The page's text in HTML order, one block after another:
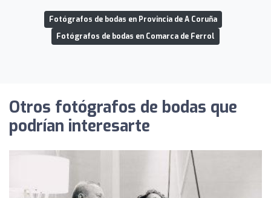
Fotógrafos de bodas en Provincia de A Coruña
Fotógrafos de bodas en Comarca de Ferrol
Otros fotógrafos de bodas que
podrían interesarte